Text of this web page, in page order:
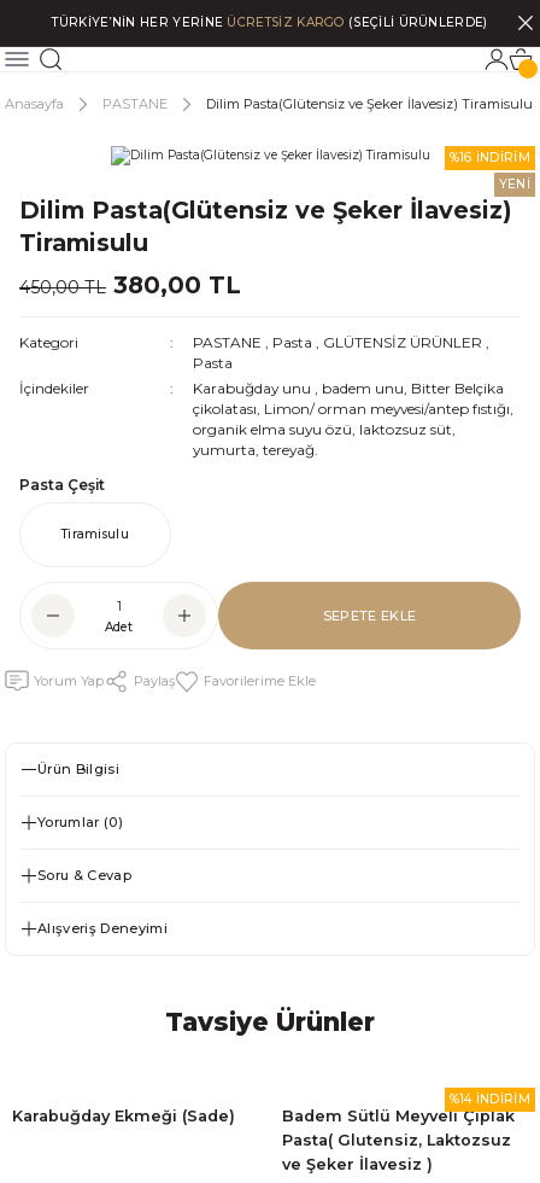
TÜRKİYE’NİN HER YERİNE ÜCRETSİZ KARGO (SEÇİLİ ÜRÜNLERDE)
Anasayfa PASTANE Dilim Pasta(Glütensiz ve Şeker İlavesiz) Tiramisulu
%16 İNDİRİM
YENİ
Dilim Pasta(Glütensiz ve Şeker İlavesiz)
Tiramisulu
450,00 TL 380,00 TL
Kategori PASTANE , Pasta , GLÜTENSİZ ÜRÜNLER ,
Pasta
İçindekiler
Karabuğday unu , badem unu, Bitter Belçika
çikolatası, Limon/ orman meyvesi/antep fıstığı,
organik elma suyu özü, laktozsuz süt,
yumurta, tereyağ.
Pasta Çeşit
Tiramisulu
Adet
SEPETE EKLE
Yorum Yap Paylaş
Ürün Bilgisi
Yorumlar (0)
Soru & Cevap
Alışveriş Deneyimi
Tavsiye Ürünler
Karabuğday Ekmeği (Sade)
%14 İNDİRİM
Badem Sütlü Meyveli Çıplak
Pasta( Glutensiz, Laktozsuz
ve Şeker İlavesiz )